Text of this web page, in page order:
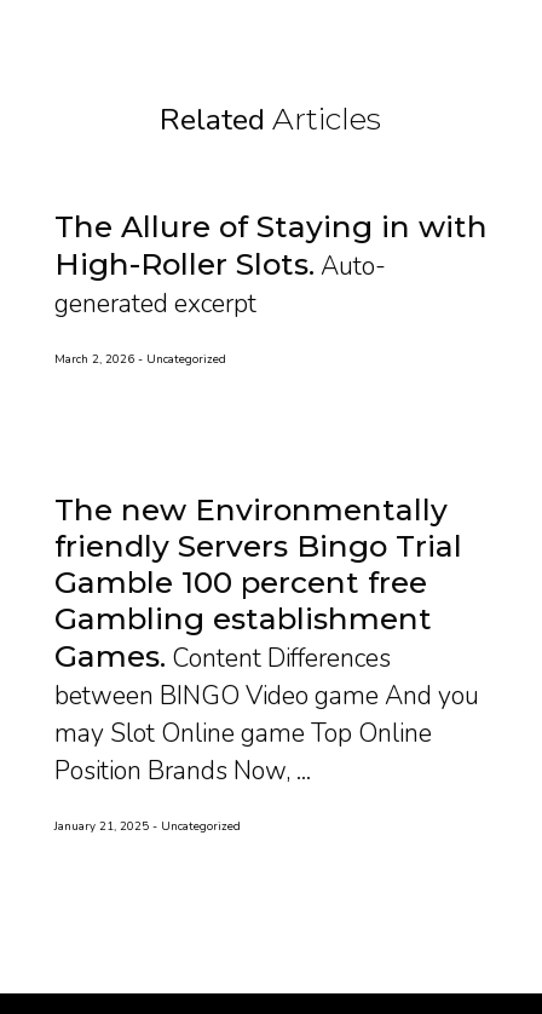
Related Articles
The Allure of Staying in with
High-Roller Slots Auto-
generated excerpt
March 2, 2026 Uncategorized
The new Environmentally
friendly Servers Bingo Trial
Gamble 100 percent free
Gambling establishment
Games Content Differences
between BINGO Video game And you
may Slot Online game Top Online
Position Brands Now, ...
January 21, 2025 Uncategorized